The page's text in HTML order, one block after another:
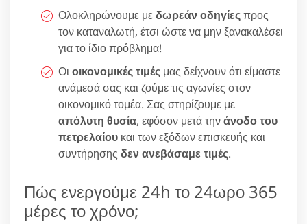
Ολοκληρώνουμε μεδωρεάν οδηγίεςπρος
τον καταναλωτή, έτσι ώστε να μην ξανακαλέσει
για το ίδιο πρόβλημα!
Οι οικονομικές τιμές μας δείχνουν ότι είμαστε
ανάμεσά σας και ζούμε τις αγωνίες στον
οικονομικό τομέα. Σας στηρίζουμε με
απόλυτη θυσία, εφόσον μετά τηνάνοδο του
πετρελαίου και των εξόδων επισκευής και
συντήρησης δεν ανεβάσαμε τιμές.
Πώς ενεργούμε 24h το 24ωρο 365
μέρες το χρόνο;